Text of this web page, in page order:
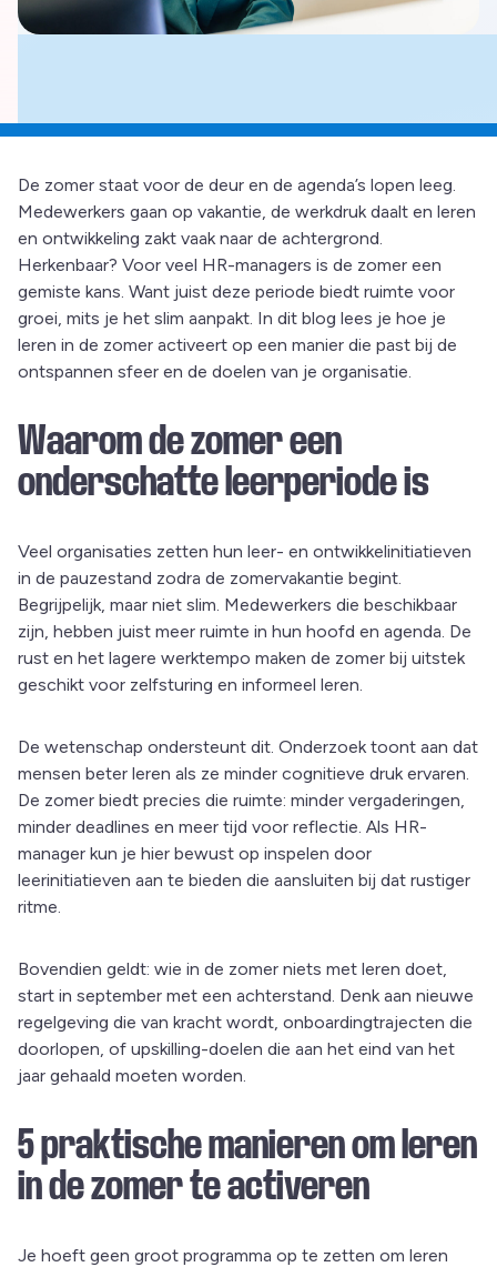
De zomer staat voor de deur en de agenda’s lopen leeg.
Medewerkers gaan op vakantie, de werkdruk daalt en leren
en ontwikkeling zakt vaak naar de achtergrond.
Herkenbaar? Voor veel HR-managers is de zomer een
gemiste kans. Want juist deze periode biedt ruimte voor
groei, mits je het slim aanpakt. In dit blog lees je hoe je
leren in de zomer activeert op een manier die past bij de
ontspannen sfeer en de doelen van je organisatie.
Waarom de zomer een
onderschatte leerperiode is
Veel organisaties zetten hun leer- en ontwikkelinitiatieven
in de pauzestand zodra de zomervakantie begint.
Begrijpelijk, maar niet slim. Medewerkers die beschikbaar
zijn, hebben juist meer ruimte in hun hoofd en agenda. De
rust en het lagere werktempo maken de zomer bij uitstek
geschikt voor zelfsturing en informeel leren.
De wetenschap ondersteunt dit. Onderzoek toont aan dat
mensen beter leren als ze minder cognitieve druk ervaren.
De zomer biedt precies die ruimte: minder vergaderingen,
minder deadlines en meer tijd voor reflectie. Als HR-
manager kun je hier bewust op inspelen door
leerinitiatieven aan te bieden die aansluiten bij dat rustiger
ritme.
Bovendien geldt: wie in de zomer niets met leren doet,
start in september met een achterstand. Denk aan nieuwe
regelgeving die van kracht wordt, onboardingtrajecten die
doorlopen, of upskilling-doelen die aan het eind van het
jaar gehaald moeten worden.
5 praktische manieren om leren
in de zomer te activeren
Je hoeft geen groot programma op te zetten om leren